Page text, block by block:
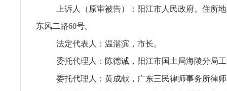
上诉人（原审被告）：阳江市人民政府。住所
东风二路60号。
法定代表人：温湛滨，市长。
委托代理人：陈德诚，阳江市国土局海陵分局
委托代理人：黄成献，广东三民律师事务所律